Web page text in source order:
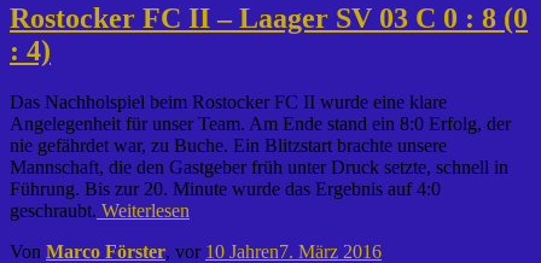
Rostocker FC II – Laager SV 03 C 0 : 8 (0
: 4)
Das Nachholspiel beim Rostocker FC II wurde eine klare
Angelegenheit für unser Team. Am Ende stand ein 8:0 Erfolg, der
nie gefährdet war, zu Buche. Ein Blitzstart brachte unsere
Mannschaft, die den Gastgeber früh unter Druck setzte, schnell in
Führung. Bis zur 20. Minute wurde das Ergebnis auf 4:0
geschraubt. Weiterlesen
Von Marco Förster, vor 10 Jahren7. März 2016